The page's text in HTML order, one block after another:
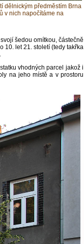
dělnickým předměstím Brna
v nich napočítáme na
šedou omítkou, částečně
10. let 21. století (tedy takřka
vhodných parcel jakož i
na jeho místě a v prostoru